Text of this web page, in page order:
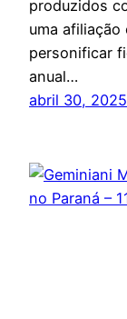
produzidos
uma afiliação
personificar
anual…
abril 30, 2025